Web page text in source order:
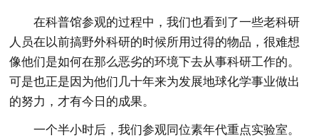
在科普馆参观的过程中，我们也看到了一些老科研
人员在以前搞野外科研的时候所用过得的物品，很难想
像他们是如何在那么恶劣的环境下去从事科研工作的。
可是也正是因为他们几十年来为发展地球化学事业做出
的努力，才有今日的成果。
一个半小时后，我们参观同位素年代重点实验室。